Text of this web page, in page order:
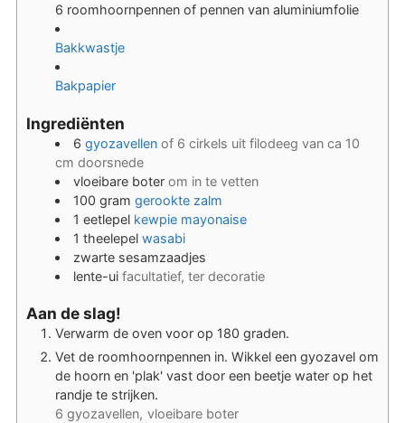
6 roomhoornpennen of pennen van aluminiumfolie
Bakkwastje
Bakpapier
Ingrediënten
6 gyozavellen of 6 cirkels uit filodeeg van ca 10
cm doorsnede
vloeibare boter om in te vetten
100 gram gerookte zalm
1 eetlepel kewpie mayonaise
1 theelepel wasabi
zwarte sesamzaadjes
lente-uifacultatief, ter decoratie
Aan de slag!
Verwarm de oven voor op 180 graden.
Vet de roomhoornpennen in. Wikkel een gyozavel om
de hoorn en 'plak' vast door een beetje water op het
randje te strijken.
6 gyozavellen, vloeibare boter